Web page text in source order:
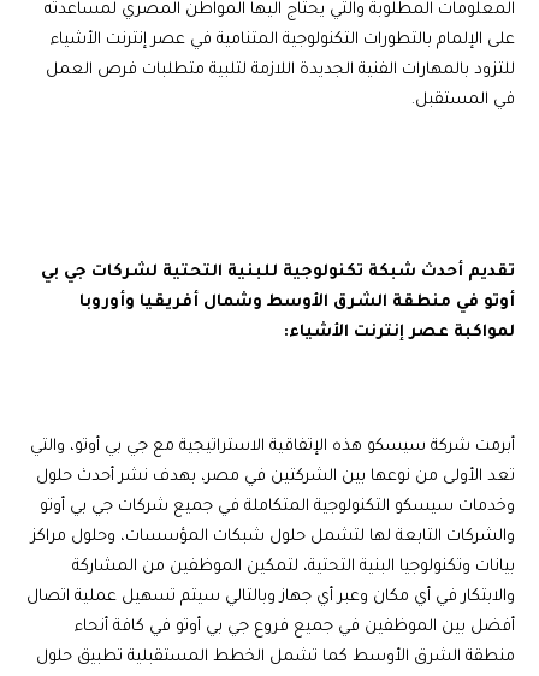
المعلومات المطلوبة والتي يحتاج اليها المواطن المصري لمساعدته
على الإلمام بالتطورات التكنولوجية المتنامية في عصر إنترنت الأشياء
للتزود بالمهارات الفنية الجديدة اللازمة لتلبية متطلبات فرص العمل
في المستقبل.
تقديم أحدث شبكة تكنولوجية للبنية التحتية لشركات جي بي
أوتو في منطقة الشرق الأوسط وشمال أفريقيا وأوروبا
لمواكبة عصر إنترنت الأشياء:
أبرمت شركة سيسكو هذه الإتفاقية الاستراتيجية مع جي بي أوتو، والتي
تعد الأولى من نوعها بين الشركتين في مصر، بهدف نشر أحدث حلول
وخدمات سيسكو التكنولوجية المتكاملة في جميع شركات جي بي أوتو
والشركات التابعة لها لتشمل حلول شبكات المؤسسات، وحلول مراكز
بيانات وتكنولوجيا البنية التحتية، لتمكين الموظفين من المشاركة
والابتكار في أي مكان وعبر أي جهاز وبالتالي سيتم تسهيل عملية اتصال
أفضل بين الموظفين في جميع فروع جي بي أوتو في كافة أنحاء
منطقة الشرق الأوسط كما تشمل الخطط المستقبلية تطبيق حلول